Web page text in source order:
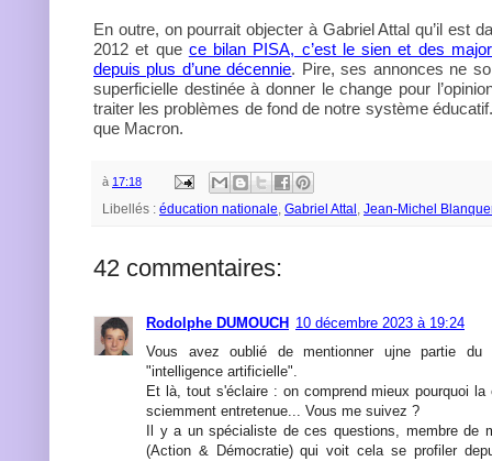
En outre, on pourrait objecter à Gabriel Attal qu’il est
2012 et que ce bilan PISA, c’est le sien et des
depuis plus d’une décennie. Pire, ses annonces ne
superficielle destinée à donner le change pour
traiter les problèmes de fond de notre système
que Macron.
à 17:18
Libellés : éducation nationale, Gabriel Attal , Jean-Michel
42 commentaires:
Rodolphe DUMOUCH 10 décembre 2023 à 19:24
Vous avez oublié de mentionner ujne partie
"intelligence artificielle".
Et là, tout s'éclaire : on comprend mieux pourquoi
sciemment entretenue... Vous me suivez ?
Il y a un spécialiste de ces questions, membre de
(Action & Démocratie) qui voit cela se profiler